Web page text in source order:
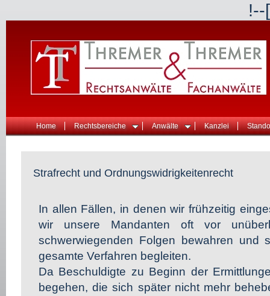
!--
Home Rechtsbereiche Anwälte Kanzlei
Strafrecht und Ordnungswidrigkeitenrecht
In allen Fällen, in denen wir frühzeitig
wir unsere Mandanten oft vor
schwerwiegenden Folgen bewahren und
gesamte Verfahren begleiten.
Da Beschuldigte zu Beginn der
begehen, die sich später nicht mehr